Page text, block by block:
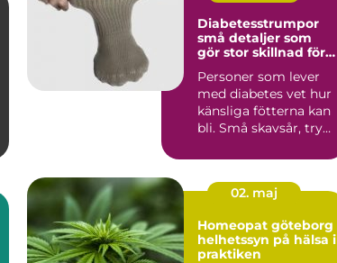
Diabetesstrumpor
små detaljer som
gör stor skillnad för
Personer som lever
med diabetes vet hur
känsliga fötterna kan
bli. Små skavsår, tryck
02. maj
Homeopat göteborg
helhetssyn på hälsa i
praktiken